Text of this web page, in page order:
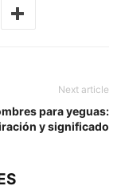
Next article
para yeguas:
y significado